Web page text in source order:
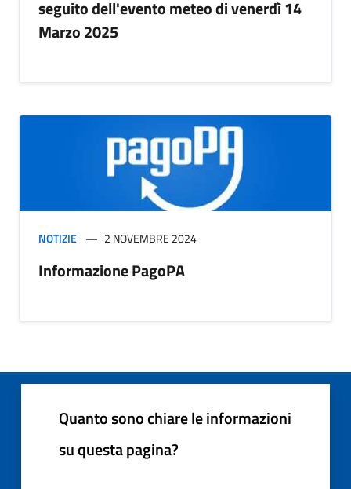
seguito dell'evento meteo di venerdì 14
Marzo 2025
NOTIZIE 2 NOVEMBRE 2024
Informazione PagoPA
Quanto sono chiare le informazioni
su questa pagina?